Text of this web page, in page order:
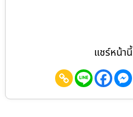
แชร์หน้านี้